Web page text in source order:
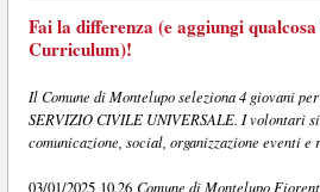
Fai la differenza (e aggiungi
Curriculum)!
Il Comune di Montelupo seleziona 4 giovani
SERVIZIO CIVILE UNIVERSALE. I volontari
comunicazione, social, organizzazione eventi
03/01/2025 10.26 Comune di Montelupo